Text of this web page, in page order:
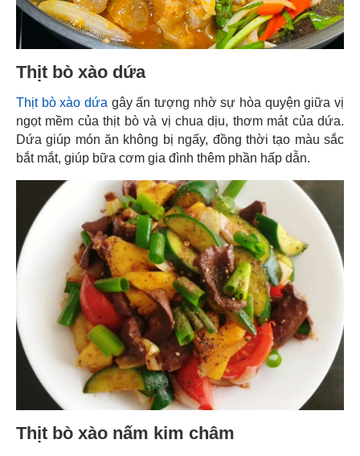
Thịt bò xào dứa
Thịt bò xào dứa gây ấn tượng nhờ sự hòa quyện giữa vị
ngọt mềm của thịt bò và vị chua dịu, thơm mát của dứa.
Dứa giúp món ăn không bị ngấy, đồng thời tạo màu sắc
bắt mắt, giúp bữa cơm gia đình thêm phần hấp dẫn.
Thịt bò xào nấm kim châm